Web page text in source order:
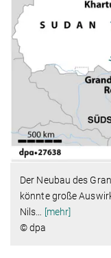
Der Neubau des
könnte große
Nils
[mehr]
© dpa